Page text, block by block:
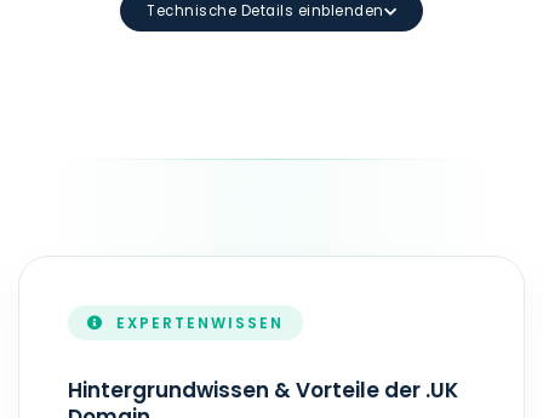
MIN. LÄNGE
Mindestlänge: 3 Zeichen Maximale Länge: 63
1 - 10 Jahr(e)
ZONEFILE-AKTUALISIERUNG
Technische Details einblenden
EXPERTENWISSEN
Hintergrundwissen & Vorteile der .UK